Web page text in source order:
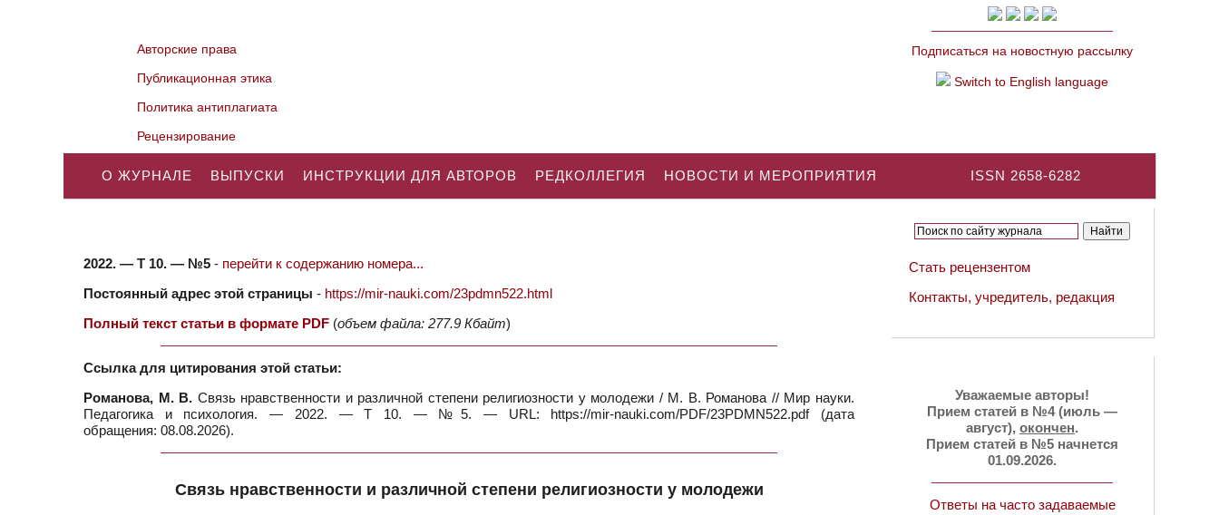
Авторские права
Публикационная этика
Политика антиплагиата
Рецензирование
Подписаться на новостную рассылку
Switch to English language
ISSN 2658-6282
О ЖУРНАЛЕ ВЫПУСКИ ИНСТРУКЦИИ ДЛЯ АВТОРОВ РЕДКОЛЛЕГИЯ НОВОСТИ И МЕРОПРИЯТИЯ
2022. — Т 10. — №5 - перейти к содержанию номера...
Постоянный адрес этой страницы - https://mir-nauki.com/23pdmn522.html
Полный текст статьи в формате PDF (объем файла: 277.9 Кбайт)
Ссылка для цитирования этой статьи:
Романова, М. В. Связь нравственности и различной степени религиозности у молодежи / М. В. Романова // Мир науки.
Педагогика и психология. — 2022. — Т 10. — №5. — URL: https://mir-nauki.com/PDF/23PDMN522.pdf (дата
обращения: 08.08.2026).
Связь нравственности и различной степени религиозности у молодежи
Стать рецензентом
Контакты, учредитель, редакция
Уважаемые авторы!
Прием статей в №4 (июль —
август), окончен.
Прием статей в №5 начнется
01.09.2026.
Ответы на часто задаваемые